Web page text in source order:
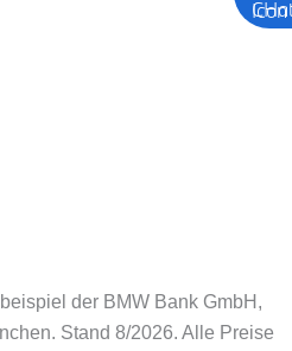
der BMW Bank GmbH,
Stand 8/2026. Alle Preise